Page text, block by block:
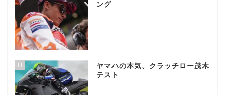
ング
11
ヤマハの本気、クラッチロー茂木
テスト